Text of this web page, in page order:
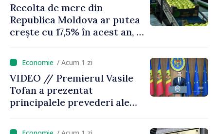
echilibrăm taxarea
consumului”
Recolta de mere din
Republica Moldova ar putea
crește cu 17,5% în acest an, în
este estimată în scădere
/ Acum 1 zi
VIDEO // Premierul Vasile
Tofan a prezentat
principalele prevederi ale
2027